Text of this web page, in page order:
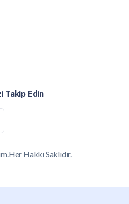
Takip Edin
Hakkı Saklıdır.